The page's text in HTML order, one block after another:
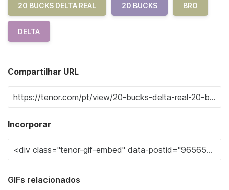
20 BUCKS DELTA REAL 20 BUCKS BRO
DELTA
Compartilhar URL
Incorporar
GIFs relacionados